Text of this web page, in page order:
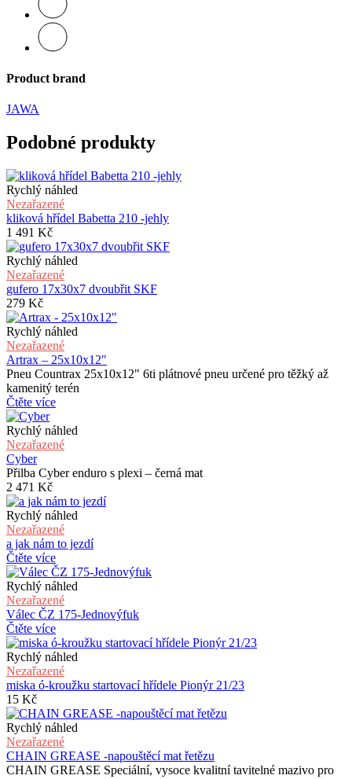
Product brand
JAWA
Podobné produkty
Rychlý náhled
Nezařazené
kliková hřídel Babetta 210 -jehly
1 491 Kč
Rychlý náhled
Nezařazené
gufero 17x30x7 dvoubřit SKF
279 Kč
Rychlý náhled
Nezařazené
Artrax – 25x10x12"
Pneu Countrax 25x10x12" 6ti plátnové pneu určené pro těžký až
kamenitý terén
Čtěte více
Rychlý náhled
Nezařazené
Cyber
Přilba Cyber enduro s plexi – černá mat
2 471 Kč
Rychlý náhled
Nezařazené
a jak nám to jezdí
Čtěte více
Rychlý náhled
Nezařazené
Válec ČZ 175-Jednovýfuk
Čtěte více
Rychlý náhled
Nezařazené
miska ó-kroužku startovací hřídele Pionýr 21/23
15 Kč
Rychlý náhled
Nezařazené
CHAIN GREASE -napouštěcí mat řetězu
CHAIN GREASE Speciální, vysoce kvalitní tavitelné mazivo pro